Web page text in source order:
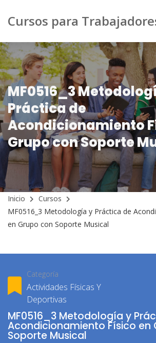
Cursos para
MF0516_3
Práctica de
Acondicionamiento
Grupo con Soporte
Inicio
Cursos
MF0516_3 Metodología y Práctica de
en Grupo con Soporte Musical
Categoría
Actividades Físicas Y
Deportivas
MF0516_3 Metodología y
Acondicionamiento Físico en
Soporte Musical